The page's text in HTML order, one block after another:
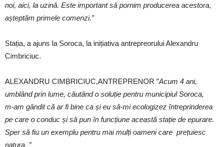
noi, aici, la uzină. Este important să pornim producerea acestora,
așteptăm primele comenzi.”
Stația, a ajuns la Soroca, la inițiativa antrepreorului Alexandru
Cimbriciuc.
ALEXANDRU CIMBRICIUC,ANTREPRENOR ”Acum 4 ani,
umblând prin lume, căutând o soluție pentru municipiul Soroca,
m-am gândit că ar fi bine ca și eu să-mi ecologizez întreprinderea
pe care o conduc și să pun în funcțiune această stație de epurare.
Sper să fiu un exemplu pentru mai mulți oameni care prețuiesc
natura. ”